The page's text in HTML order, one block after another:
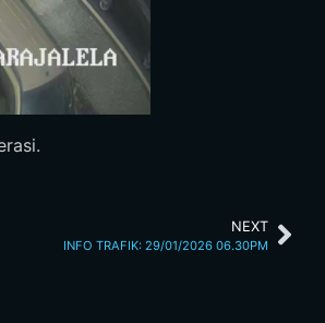
NEXT
INFO TRAFIK: 29/01/2026 06.30PM